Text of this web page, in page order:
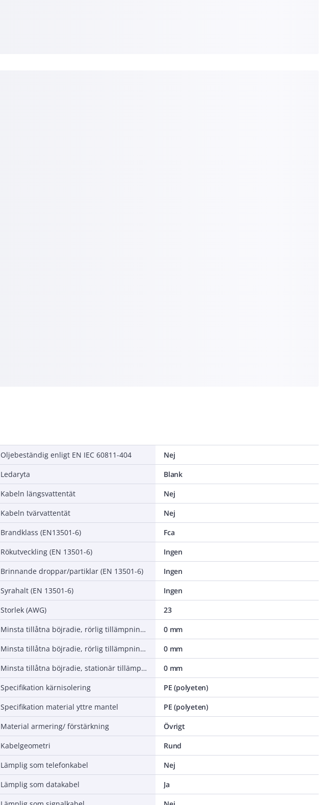
Oljebeständig enligt EN IEC 60811-404
Nej
Ledaryta
Blank
Kabeln längsvattentät
Nej
Kabeln tvärvattentät
Nej
Brandklass (EN13501-6)
Fca
Rökutveckling (EN 13501-6)
Ingen
Brinnande droppar/partiklar (EN 13501-6)
Ingen
Syrahalt (EN 13501-6)
Ingen
Storlek (AWG)
23
Minsta tillåtna böjradie, rörlig tillämpning med tvångsföring
0 mm
Minsta tillåtna böjradie, rörlig tillämpning med fri rörelse
0 mm
Minsta tillåtna böjradie, stationär tillämpning/permanent installation
0 mm
Specifikation kärnisolering
PE (polyeten)
Specifikation material yttre mantel
PE (polyeten)
Material armering/ förstärkning
Övrigt
Kabelgeometri
Rund
Lämplig som telefonkabel
Nej
Lämplig som datakabel
Ja